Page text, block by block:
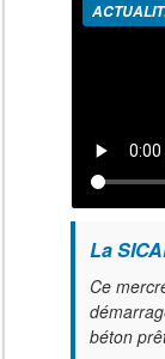
La
Ce
béton